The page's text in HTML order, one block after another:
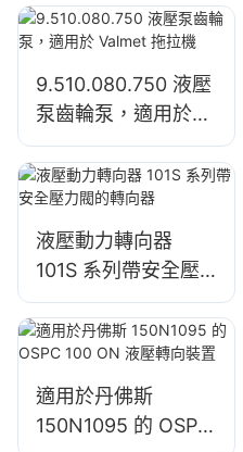
1204/1354/6110B
9.510.080.750 液壓
泵齒輪泵，適用於
Valmet 拖拉機
液壓動力轉向器
101S 系列帶安全壓
力閥的轉向器
適用於丹佛斯
150N1095 的 OSPC